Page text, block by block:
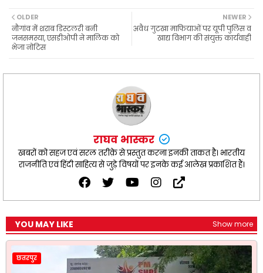
b
o
o
k
A
p
p
r
a
m
e
r
NEWER
अवैध गुटखा माफियाओं पर यूपी पुलिस व
खाद्य विभाग की संयुक्त कार्यवाही
OLDER
नौगांव में शराब डिस्टलरी बनी
जनसमस्या, एसडीओपी ने मालिक को
भेजा नोटिस
राघव भास्कर
खबरों को सहज एवं सरल तरीक़े से प्रस्तुत करना इनकी ताकत है। भारतीय
राजनीति एवं हिंदी साहित्य से जुड़े विषयों पर इनके कई आलेख प्रकाशित हैं।
YOU MAY LIKE Show more
छतरपुर